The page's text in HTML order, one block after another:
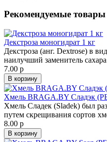
Рекомендуемые товары
Декстроза моногидрат 1 кг
Декстроза (анг. Dextrose) в
наилучший заменитель
7.00 р
В корзину
Хмель BRAGA.BY Сладэк
Хмель Сладек (Sladek) был
путем скрещивания сортов
8.00 р
В корзину